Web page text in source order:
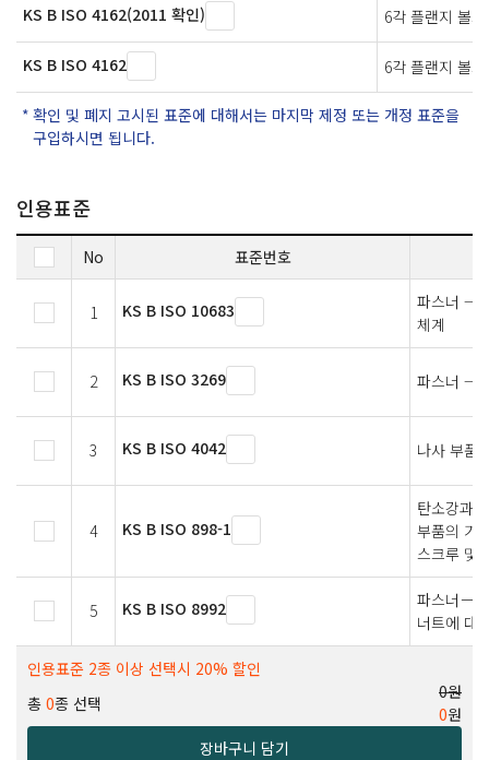
KS B ISO 4162(2011 확인) 6각 플랜지 볼
KS B ISO 4162 6각 플랜지 볼
확인 및 폐지 고시된 표준에 대해서는 마지막 제정 또는 개정 표준을
구입하시면 됩니다.
인용표준
No 표준번호
1 KS B ISO 10683
파스너 —
체계
2 KS B ISO 3269 파스너 —
3 KS B ISO 4042 나사 부품
4 KS B ISO 898-1
탄소강과
부품의 기
스크루 및
5 KS B ISO 8992
파스너－
너트에 대
인용표준 2종 이상 선택시 20% 할인
총 0종 선택
0원
0원
장바구니 담기